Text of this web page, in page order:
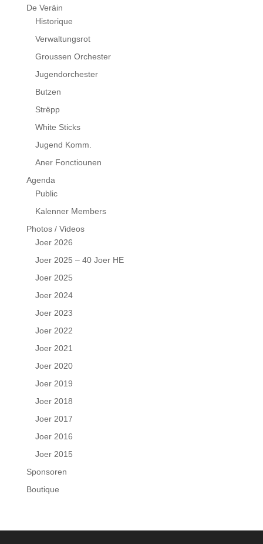
De Veräin
Historique
Verwaltungsrot
Groussen Orchester
Jugendorchester
Butzen
Strëpp
White Sticks
Jugend Komm.
Aner Fonctiounen
Agenda
Public
Kalenner Members
Photos / Videos
Joer 2026
Joer 2025 – 40 Joer HE
Joer 2025
Joer 2024
Joer 2023
Joer 2022
Joer 2021
Joer 2020
Joer 2019
Joer 2018
Joer 2017
Joer 2016
Joer 2015
Sponsoren
Boutique